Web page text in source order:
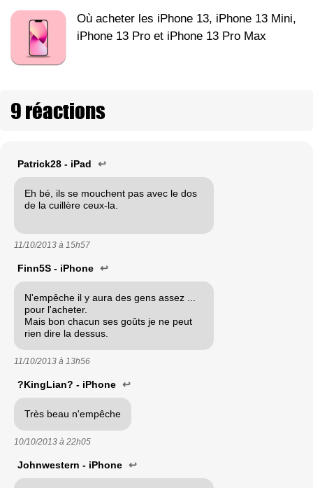
Où acheter les iPhone 13, iPhone 13 Mini,
iPhone 13 Pro et iPhone 13 Pro Max
9 réactions
Patrick28 - iPad ↩
Eh bé, ils se mouchent pas avec le dos
de la cuillère ceux-la.
11/10/2013 à 15h57
Finn5S - iPhone ↩
N'empêche il y aura des gens assez ...
pour l'acheter.
Mais bon chacun ses goûts je ne peut
rien dire la dessus.
11/10/2013 à 13h56
?KingLian? - iPhone ↩
Très beau n'empêche
10/10/2013 à 22h05
Johnwestern - iPhone ↩